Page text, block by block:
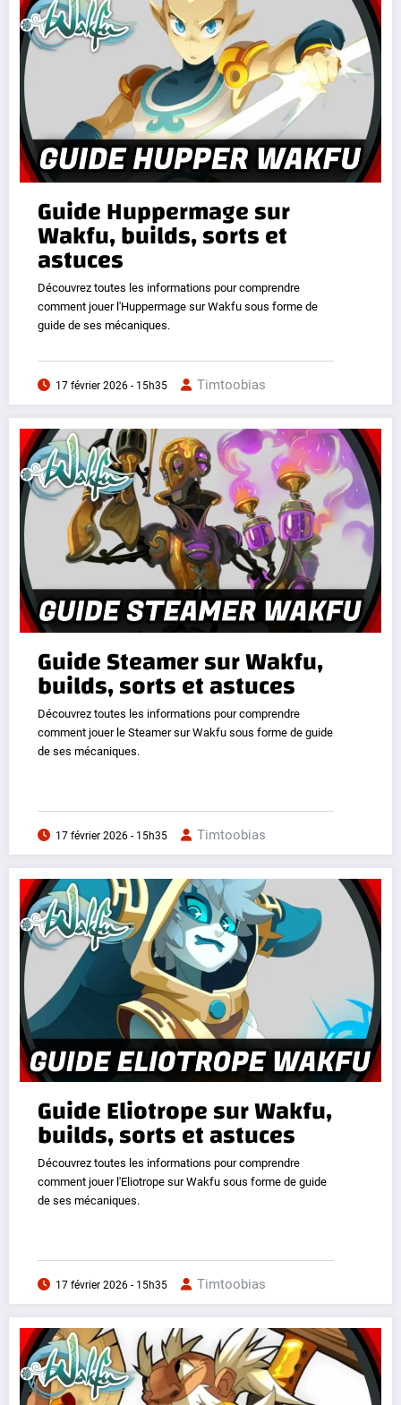
Guide Huppermage sur
Wakfu, builds, sorts et
astuces
Découvrez toutes les informations pour comprendre
comment jouer l'Huppermage sur Wakfu sous forme de
guide de ses mécaniques.
17 février 2026 - 15h35 Timtoobias
Guide Steamer sur Wakfu,
builds, sorts et astuces
Découvrez toutes les informations pour comprendre
comment jouer le Steamer sur Wakfu sous forme de guide
de ses mécaniques.
17 février 2026 - 15h35 Timtoobias
Guide Eliotrope sur Wakfu,
builds, sorts et astuces
Découvrez toutes les informations pour comprendre
comment jouer l'Eliotrope sur Wakfu sous forme de guide
de ses mécaniques.
17 février 2026 - 15h35 Timtoobias